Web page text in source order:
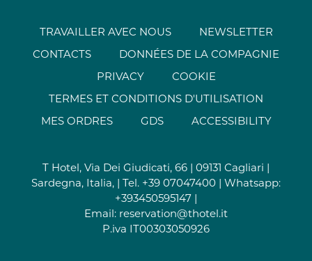
TRAVAILLER AVEC NOUS
NEWSLETTER
CONTACTS
DONNÉES DE LA COMPAGNIE
PRIVACY
COOKIE
TERMES ET CONDITIONS D'UTILISATION
MES ORDRES
GDS ACCESSIBILITY
T Hotel, Via Dei Giudicati, 66 | 09131 Cagliari |
Sardegna, Italia, | Tel. +39 07047400 | Whatsapp:
+393450595147 |
Email: reservation@thotel.it
P.iva IT00303050926